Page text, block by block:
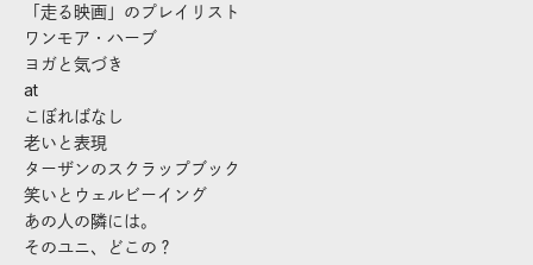
「走る映画」のプレイリスト
ワンモア・ハーブ
ヨガと気づき
at
こぼればなし
老いと表現
ターザンのスクラップブック
笑いとウェルビーイング
あの人の隣には。
そのユニ、どこの？